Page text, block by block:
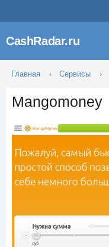
CashRadar.ru
Главная Сервисы
Mangomoney